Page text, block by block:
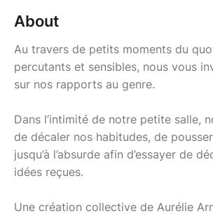
About
Au travers de petits moments du
percutants et sensibles, nous vous
sur nos rapports au genre.
Dans l’intimité de notre petite salle,
de décaler nos habitudes, de
jusqu’à l’absurde afin d’essayer de
idées reçues.
Une création collective de Aurélie